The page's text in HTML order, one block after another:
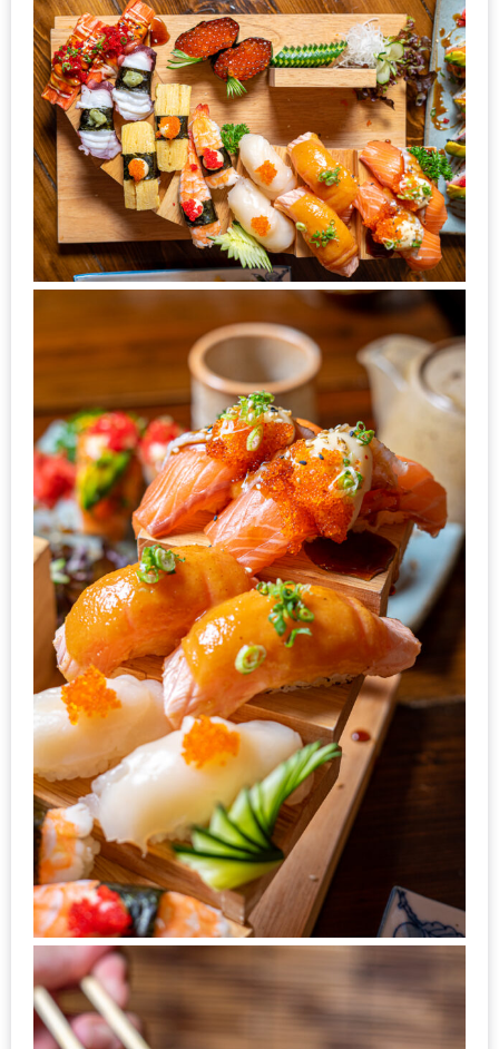
ทำไม
เรา
ไม่
ทำ
อาหาร
ทาน
เอง?
SHOP
TOP
ร้าน
อาหาร
ที่
เข้า
ชม
มาก
ที่สุด
ประจำ
ปี
2557
กิจกรรม
ชิง
รางวัล
กับ
สมาชิก
ENEWS
น้า
อ้วน
ชวน
หิว